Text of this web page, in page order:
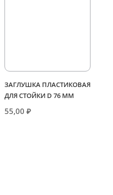
ЗАГЛУШКА ПЛАСТИКОВАЯ
ДЛЯ СТОЙКИ D 76 ММ
55,00₽